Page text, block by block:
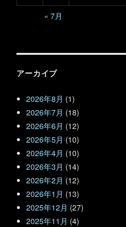
« 7月
アーカイブ
2026年8月 (1)
2026年7月 (18)
2026年6月 (12)
2026年5月 (10)
2026年4月 (10)
2026年3月 (14)
2026年2月 (12)
2026年1月 (13)
2025年12月 (27)
2025年11月 (4)